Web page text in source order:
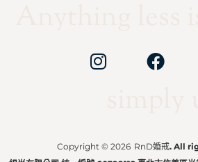
Copyright © 2026 RnD婚戒. All